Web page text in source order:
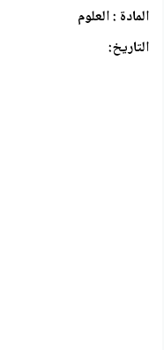
المادة : العلوم
التاريخ: